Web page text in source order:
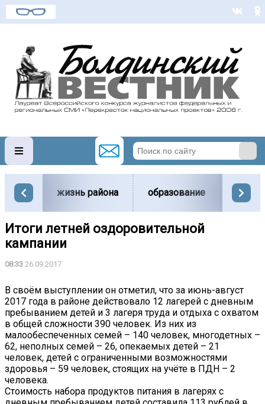
жизнь района образование
Итоги летней оздоровительной
кампании
08:33 26.09.2017
В своём выступлении он отметил, что за июнь-август
2017 года в районе действовало 12 лагерей с дневным
пребыванием детей и 3 лагеря труда и отдыха с охватом
в общей сложности 390 человек. Из них из
малообеспеченных семей – 140 человек, многодетных –
62, неполных семей – 26, опекаемых детей – 21
человек, детей с ограниченными возможностями
здоровья – 59 человек, стоящих на учёте в ПДН – 2
человека.
Стоимость набора продуктов питания в лагерях с